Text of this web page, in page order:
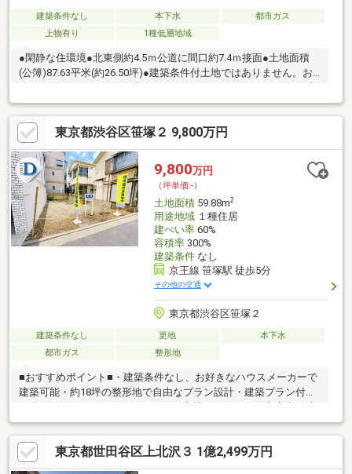
建築条件なし 本下水
都市ガス
上物有り
1種低層地域
●閑静な住環境●北東側約4.5ｍ公道に間口約7.4ｍ接面●土地面積
(公簿)87.63平米(約26.50坪)●建築条件付土地ではありません。お
ンイレブン世田谷松原駅前店…約400ｍ(徒歩5分)●オオゼキ松原
店…約340ｍ(徒歩5分)●まいばすけっと松原駅前店…約460ｍ(徒歩6
分)●ココカラファイン松原店…約360ｍ(徒歩5分)●世田谷赤堤二郵
便局…約320ｍ(徒歩4分)●赤松公園…約400ｍ(徒歩5分)●区立松沢小
学校…約670ｍ(徒歩9分)●区立松沢中学校…約1，170ｍ(徒歩15分)
東京都渋谷区笹塚２ 9,800万円
9,800万円
（坪単価:-）
土地面積59.88m2
用途地域１種住居
建ぺい率60%
容積率300%
建築条件なし
京王線 笹塚駅 徒歩5分
その他の交通
東京都渋谷区笹塚２
建築条件なし 更地
本下水
都市ガス
整形地
■おすすめポイント■・建築条件なし、お好きなハウスメーカーで
建築可能・約18坪の整形地で自由なプラン設計・建築プラン付き
歩圏内に揃う便利な住環境・お仕事帰りのご見学も大歓迎・探し
始めのお客様、正しい家探しをお伝えします＊ご来店頂きアンケ
ート回答でギフトカードプレゼント！■交通アクセス■・京王線
【笹塚】駅徒歩5分----------------------お気軽に下記の《資料請求》又
東京都世田谷区上北沢３ 1億2,499万円